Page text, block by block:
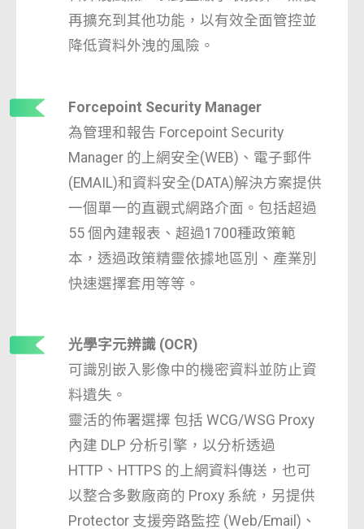
再擴充到其他功能，以有效全面管控並
降低資料外洩的風險。
Forcepoint Security Manager
為管理和報告 Forcepoint Security
Manager 的上網安全(WEB)、電子郵件
(EMAIL)和資料安全(DATA)解決方案提供
一個單一的直觀式網路介面。包括超過
55 個內建報表、超過1700種政策範
本，透過政策精靈依據地區別、產業別
快速選擇套用等等。
光學字元辨識 (OCR)
可識別嵌入影像中的機密資料並防止資
料遺失。
靈活的佈署選擇 包括 WCG/WSG Proxy
內建 DLP 分析引擎，以分析透過
HTTP、HTTPS 的上網資料傳送，也可
以整合多數廠商的 Proxy 系統，另提供
Protector 支援旁路監控 (Web/Email)、